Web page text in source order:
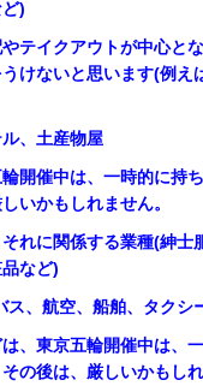
)
テイクアウトが中心と
けないと思います(例え
、土産物屋
開催中は、一時的に持
いかもしれません。
れに関係する業種(紳士
など)
ス、航空、船舶、タクシ
、東京五輪開催中は、
の後は、厳しいかもしれ